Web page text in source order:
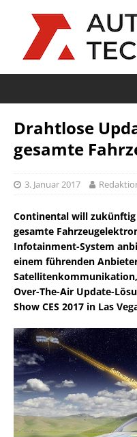
Drahtlose
gesamte
3. Januar 2017
Continental will
gesamte
Infotainment-System
einem führenden
Over-The-Air Update-
Show CES 2017 in Las